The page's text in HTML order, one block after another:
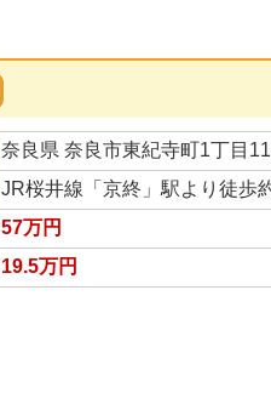
奈良県 奈良市東紀寺町1丁目
JR桜井線「京終」駅より徒歩
57万円
19.5万円